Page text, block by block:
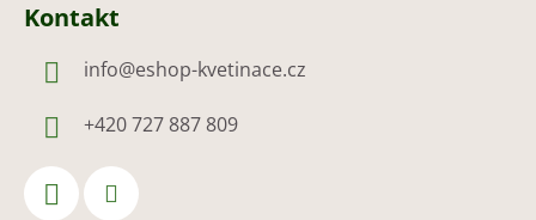
Kontakt
info@eshop-kvetinace.cz
+420 727 887 809